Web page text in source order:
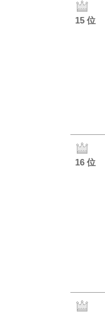
15 位
16 位